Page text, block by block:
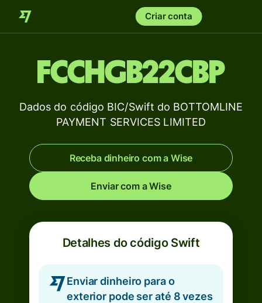
Criar conta
FCCHGB22CBP
Dados do código BIC/Swift do BOTTOMLINE
PAYMENT SERVICES LIMITED
Receba dinheiro com a Wise
Enviar com a Wise
Detalhes do código Swift
Enviar dinheiro para o
exterior pode ser até 8 vezes